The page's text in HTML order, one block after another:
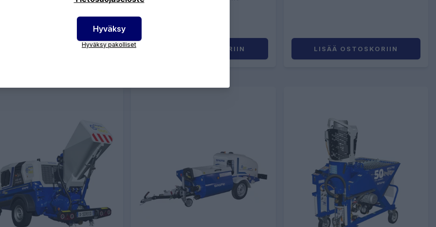
LISÄÄ OSTOSKORIIN
ruiskubetonointilaite
LISÄÄ OSTOSKORIIN LISÄÄ OSTOSKORIIN
Hyväksy
Hyväksy pakolliset